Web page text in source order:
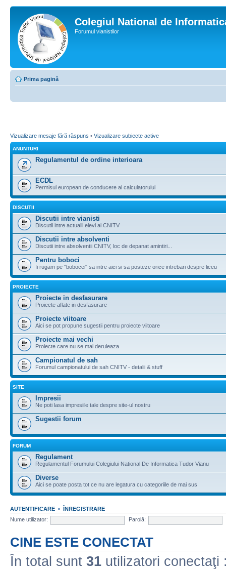
Colegiul National de
Forumul vianistilor
Prima pagină
Vizualizare mesaje fără răspuns • Vizualizare subiecte active
ANUNTURI
Regulamentul de ordine interioara
ECDL
Permisul european de conducere al calculatorului
DISCUTII
Discutii intre vianisti
Discutii intre actualii elevi ai CNITV
Discutii intre absolventi
Discutii intre absolventii CNITV, loc de depanat amintiri...
Pentru boboci
Ii rugam pe "bobocei" sa intre aici si sa posteze orice intrebari despre liceu
PROIECTE
Proiecte in desfasurare
Proiecte aflate in desfasurare
Proiecte viitoare
Aici se pot propune sugestii pentru proiecte viitoare
Proiecte mai vechi
Proiecte care nu se mai deruleaza
Campionatul de sah
Forumul campionatului de sah CNITV - detalii & stuff
SITE
Impresii
Ne poti lasa impresiile tale despre site-ul nostru
Sugestii forum
FORUM
Regulament
Regulamentul Forumului Colegiului National De Informatica Tudor Vianu
Diverse
Aici se poate posta tot ce nu are legatura cu categoriile de mai sus
AUTENTIFICARE • ÎNREGISTRARE
Nume utilizator:
Parolă:
CINE ESTE CONECTAT
În total sunt 31 utilizatori conectaţi